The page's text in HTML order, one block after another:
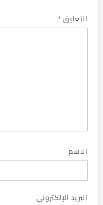
التعليق*
الاسم
البريد الإلكتروني